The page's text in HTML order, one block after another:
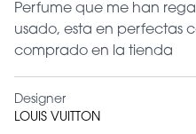
Perfume que me han
usado, esta en perfectas
comprado en la tienda
Designer
LOUIS VUITTON